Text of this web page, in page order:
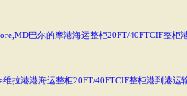
巴尔的摩港海运整柜20FT/40FTCIF整柜
拉港港海运整柜20FT/40FTCIF整柜港到港运